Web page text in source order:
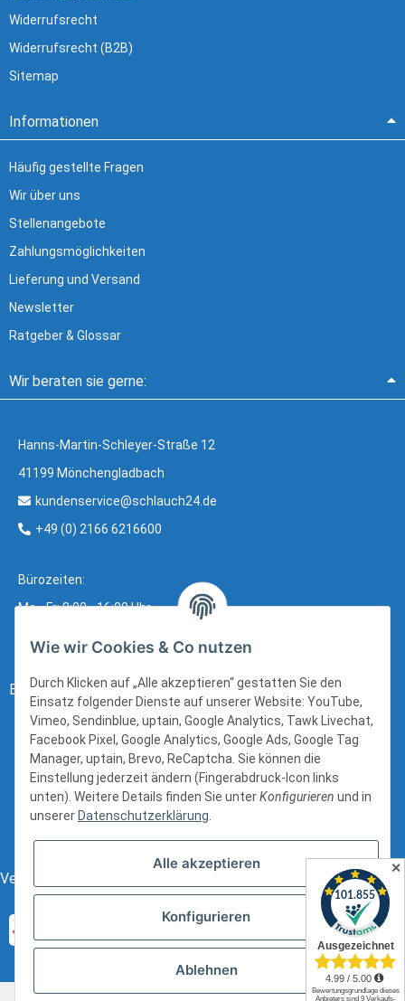
Widerrufsrecht
Widerrufsrecht (B2B)
Sitemap
Informationen
Häufig gestellte Fragen
Wir über uns
Stellenangebote
Zahlungsmöglichkeiten
Lieferung und Versand
Newsletter
Ratgeber & Glossar
Wir beraten sie gerne:
Hanns-Martin-Schleyer-Straße 12
41199 Mönchengladbach
kundenservice@schlauch24.de
+49 (0) 2166 6216600
Bürozeiten:
Mo - Fr: 8:00 - 16:00 Uhr
Bezahlung:
Versand:
* Alle Preise inkl. gesetzlicher USt., zzgl.Versand
Wie wir Cookies & Co nutzen
Durch Klicken auf „Alle akzeptieren“ gestatten Sie den
Einsatz folgender Dienste auf unserer Website: YouTube,
Vimeo, Sendinblue, uptain, Google Analytics, Tawk Livechat,
Facebook Pixel, Google Analytics, Google Ads, Google Tag
Manager, uptain, Brevo, ReCaptcha. Sie können die
Einstellung jederzeit ändern (Fingerabdruck-Icon links
unten). Weitere Details finden Sie unterKonfigurieren und in
unserer Datenschutzerklärung.
Alle akzeptieren
Konfigurieren
Ablehnen
✕